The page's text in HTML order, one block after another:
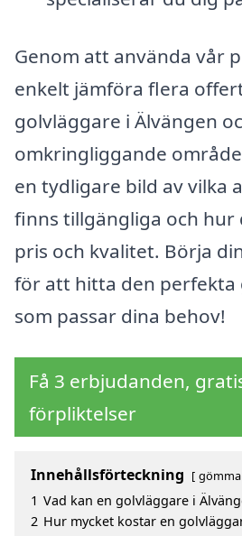
Genom att använda vår
enkelt jämföra flera
golvläggare i Älvängen
omkringliggande
en tydligare bild av vilka
finns tillgängliga och hur
pris och kvalitet. Börja
för att hitta den perfekta
som passar dina behov!
Få 3 erbjudanden,
förpliktelser
Innehållsförteckning gömma
1 Vad kan en golvläggare i
2 Hur mycket kostar en